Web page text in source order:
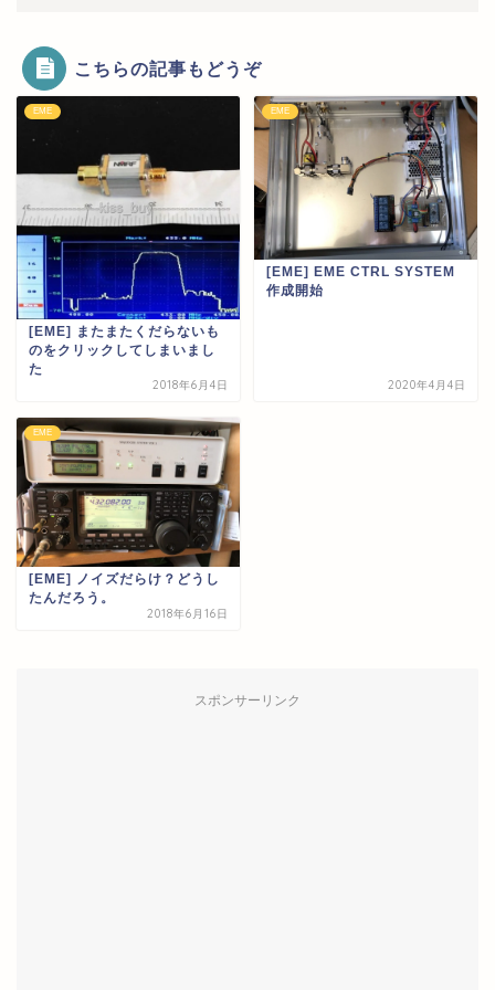
こちらの記事もどうぞ
EME
[EME] またまたくだらないも
のをクリックしてしまいまし
た
2018年6月4日
EME
[EME] EME CTRL SYSTEM
作成開始
2020年4月4日
EME
[EME] ノイズだらけ？どうし
たんだろう。
2018年6月16日
スポンサーリンク